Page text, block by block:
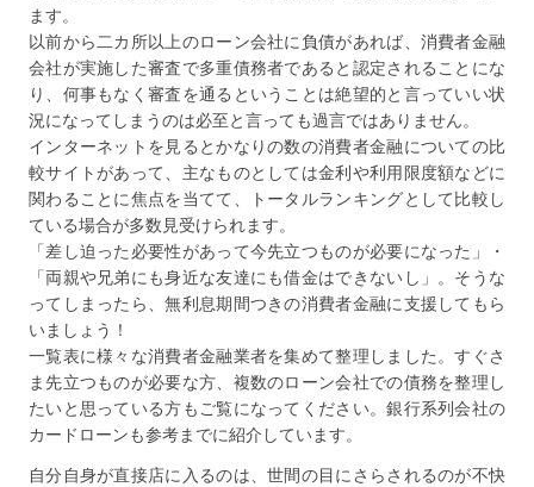
ます。
以前から二カ所以上のローン会社に負債があれば、消費者金融
会社が実施した審査で多重債務者であると認定されることにな
り、何事もなく審査を通るということは絶望的と言っていい状
況になってしまうのは必至と言っても過言ではありません。
インターネットを見るとかなりの数の消費者金融についての比
較サイトがあって、主なものとしては金利や利用限度額などに
関わることに焦点を当てて、トータルランキングとして比較し
ている場合が多数見受けられます。
「差し迫った必要性があって今先立つものが必要になった」・
「両親や兄弟にも身近な友達にも借金はできないし」。そうな
ってしまったら、無利息期間つきの消費者金融に支援してもら
いましょう！
一覧表に様々な消費者金融業者を集めて整理しました。すぐさ
ま先立つものが必要な方、複数のローン会社での債務を整理し
たいと思っている方もご覧になってください。銀行系列会社の
カードローンも参考までに紹介しています。
自分自身が直接店に入るのは、世間の目にさらされるのが不快